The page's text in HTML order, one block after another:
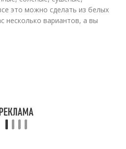
это можно сделать из белых
несколько вариантов, а вы